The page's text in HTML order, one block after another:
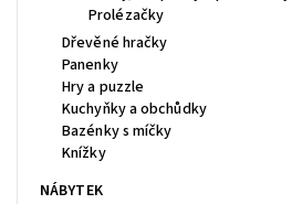
Prolézačky
Dřevěné hračky
Panenky
Hry a puzzle
Kuchyňky a obchůdky
Bazénky s míčky
Knížky
NÁBYTEK